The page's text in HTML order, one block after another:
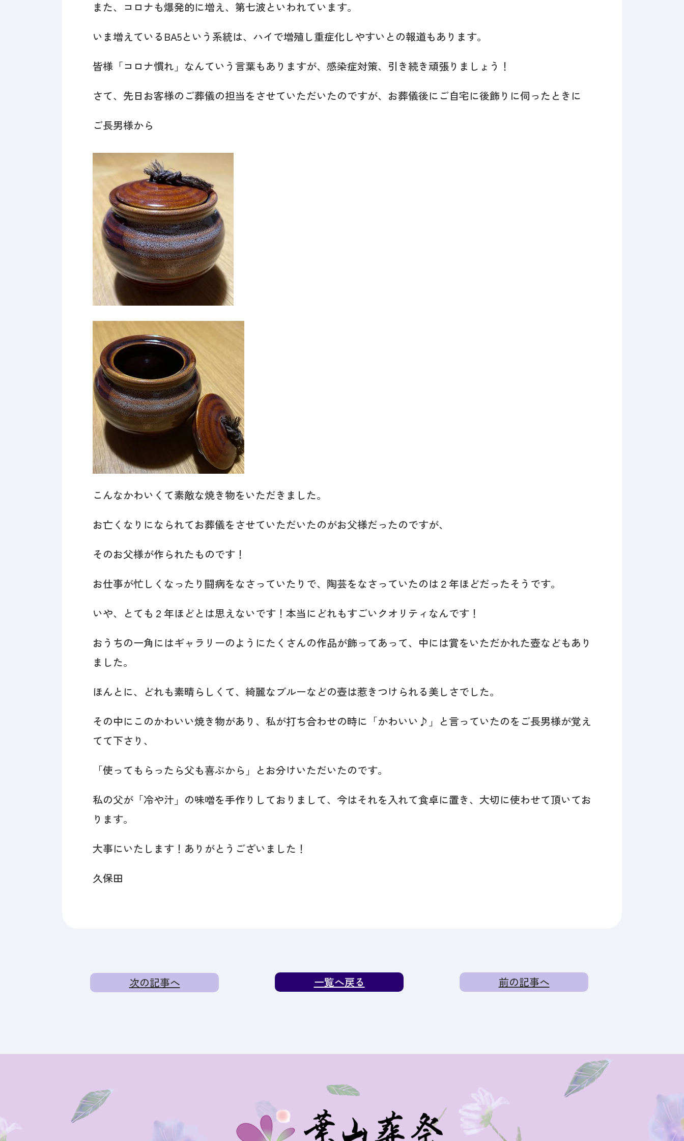
また、コロナも爆発的に増え、第七波といわれています。
いま増えているBA5という系統は、ハイで増殖し重症化しやすいとの報道もあります。
皆様「コロナ慣れ」なんていう言葉もありますが、感染症対策、引き続き頑張りましょう！
さて、先日お客様のご葬儀の担当をさせていただいたのですが、お葬儀後にご自宅に後飾りに伺ったときに
ご長男様から
こんなかわいくて素敵な焼き物をいただきました。
お亡くなりになられてお葬儀をさせていただいたのがお父様だったのですが、
そのお父様が作られたものです！
お仕事が忙しくなったり闘病をなさっていたりで、陶芸をなさっていたのは２年ほどだったそうです。
いや、とても２年ほどとは思えないです！本当にどれもすごいクオリティなんです！
おうちの一角にはギャラリーのようにたくさんの作品が飾ってあって、中には賞をいただかれた壺などもあり
ました。
ほんとに、どれも素晴らしくて、綺麗なブルーなどの壺は惹きつけられる美しさでした。
その中にこのかわいい焼き物があり、私が打ち合わせの時に「かわいい♪」と言っていたのをご長男様が覚え
てて下さり、
「使ってもらったら父も喜ぶから」とお分けいただいたのです。
私の父が「冷や汁」の味噌を手作りしておりまして、今はそれを入れて食卓に置き、大切に使わせて頂いてお
ります。
大事にいたします！ありがとうございました！
久保田
次の記事へ 一覧へ戻る 前の記事へ